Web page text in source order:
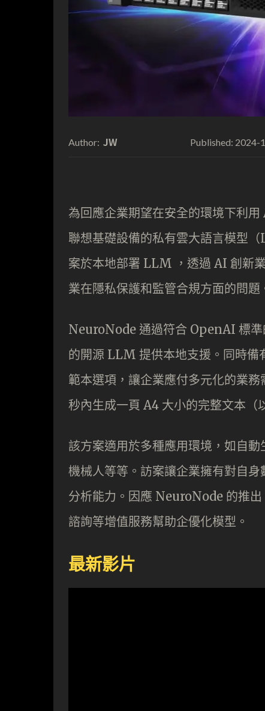
Author: JW Published: 2024-
為回應企業期望在安全的環境下利
聯想基礎設備的私有雲大語言模型
案於本地部署 LLM ，透過 AI 創新
業在隱私保護和監管合規方面的問題
NeuroNode 通過符合 OpenAI 標
的開源 LLM 提供本地支援。同時備
範本選項，讓企業應付多元化的業
秒內生成一頁 A4 大小的完整文本（
該方案適用於多種應用環境，如自
機械人等等。訪案讓企業擁有對自
分析能力。因應 NeuroNode 的推出
諮詢等增值服務幫助企優化模型。
最新影片